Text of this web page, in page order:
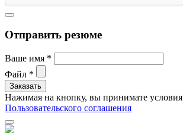
Отправить резюме
Ваше имя *
Файл *
Нажимая на кнопку, вы принимате условия
Пользовательского соглашения